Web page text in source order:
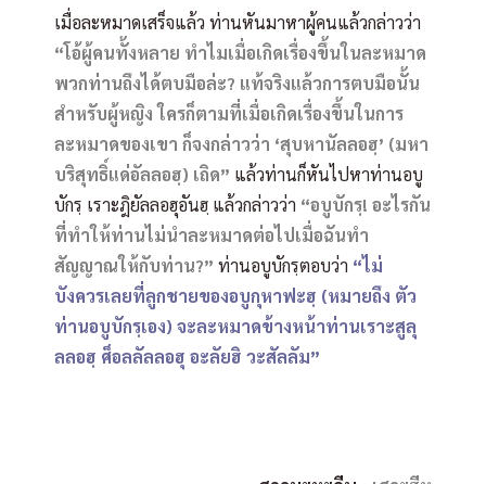
เมื่อละหมาดเสร็จแล้ว ท่านหันมาหาผู้คนแล้วกล่าวว่า
“โอ้ผู้คนทั้งหลาย ทำไมเมื่อเกิดเรื่องขึ้นในละหมาด
พวกท่านถึงได้ตบมือล่ะ? แท้จริงแล้วการตบมือนั้น
สำหรับผู้หญิง ใครก็ตามที่เมื่อเกิดเรื่องขึ้นในการ
ละหมาดของเขา ก็จงกล่าวว่า ‘สุบหานัลลอฮฺ’ (มหา
บริสุทธิ์แด่อัลลอฮฺ) เถิด” แล้วท่านก็หันไปหาท่านอบู
บักรฺ เราะฎิยัลลอฮุอันฮฺ แล้วกล่าวว่า “อบูบักรฺ! อะไรกัน
ที่ทำให้ท่านไม่นำละหมาดต่อไปเมื่อฉันทำ
สัญญาณให้กับท่าน?” ท่านอบูบักรฺตอบว่า “ไม่
บังควรเลยที่ลูกชายของอบูกุหาฟะฮฺ (หมายถึง ตัว
ท่านอบูบักรฺเอง) จะละหมาดข้างหน้าท่านเราะสูลุ
ลลอฮฺ ศ็อลลัลลอฮุ อะลัยฮิ วะสัลลัม”